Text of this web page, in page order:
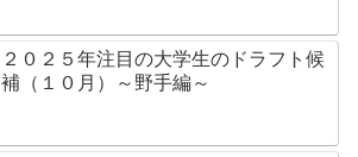
２０２５年注目の大学生のドラフト候
補（１０月）～野手編～